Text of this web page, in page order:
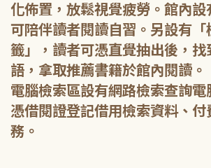
化佈置，放鬆視覺疲勞。館內設
可陪伴讀者閱讀自習。另設有
籤」，讀者可憑直覺抽出後，找
語，拿取推薦書籍於館內閱讀。
電腦檢索區設有網路檢索查詢
憑借閱證登記借用檢索資料、付
務。